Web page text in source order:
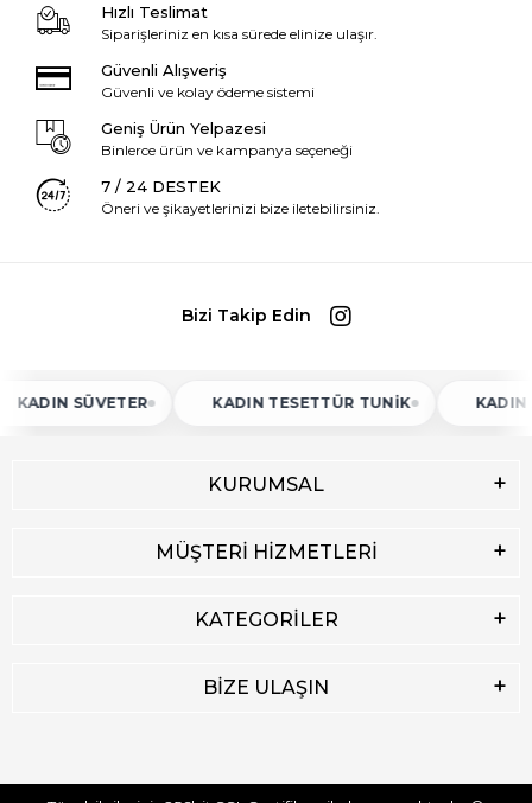
Hızlı Teslimat
Siparişleriniz en kısa sürede elinize ulaşır.
Güvenli Alışveriş
Güvenli ve kolay ödeme sistemi
Geniş Ürün Yelpazesi
Binlerce ürün ve kampanya seçeneği
7 / 24 DESTEK
Öneri ve şikayetlerinizi bize iletebilirsiniz.
Bizi Takip Edin
SÜVETER KADIN TESETTÜR TUNIK KADIN ATLET
KURUMSAL
MÜŞTERİ HİZMETLERİ
KATEGORİLER
BİZE ULAŞIN